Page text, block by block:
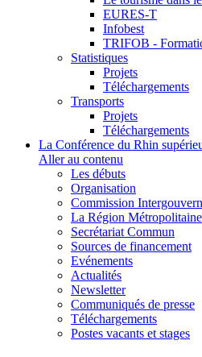
EURES-T
Infobest
TRIFOB -
Statistiques
Projets
Téléchargements
Transports
Projets
Téléchargements
La Conférence du Rhin
Aller au contenu
Les débuts
Organisation
Commission
La Région
Secrétariat Commun
Sources de financement
Evénements
Actualités
Newsletter
Communiqués de presse
Téléchargements
Postes vacants et stages